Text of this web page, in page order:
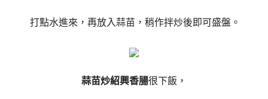
打點水進來，再放入蒜苗，稍作拌炒後即可盛盤。
蒜苗炒紹興香腸很下飯，